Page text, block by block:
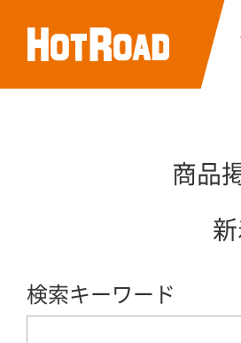
商品
検索キーワード